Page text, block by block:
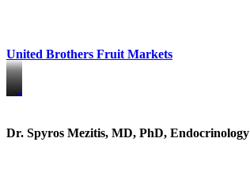
United Brothers Fruit Markets
https://www.unitedbrothersfruitmarkets.com/
https://www.unitedbrothersfruitmarkets.com/
Dr. Spyros Mezitis, MD, PhD, Endocrinology